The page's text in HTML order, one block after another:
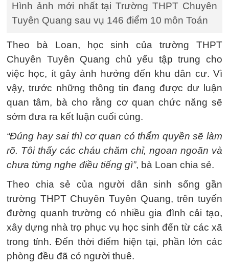
Hình ảnh mới nhất tại Trường THPT Chuyên
Tuyên Quang sau vụ 146 điểm 10 môn Toán
Theo bà Loan, học sinh của trường THPT
Chuyên Tuyên Quang chủ yếu tập trung cho
việc học, ít gây ảnh hưởng đến khu dân cư. Vì
vậy, trước những thông tin đang được dư luận
quan tâm, bà cho rằng cơ quan chức năng sẽ
sớm đưa ra kết luận cuối cùng.
“Đúng hay sai thì cơ quan có thẩm quyền sẽ làm
rõ. Tôi thấy các cháu chăm chỉ, ngoan ngoãn và
chưa từng nghe điều tiếng gì”, bà Loan chia sẻ.
Theo chia sẻ của người dân sinh sống gần
trường THPT Chuyên Tuyên Quang, trên tuyến
đường quanh trường có nhiều gia đình cải tạo,
xây dựng nhà trọ phục vụ học sinh đến từ các xã
trong tỉnh. Đến thời điểm hiện tại, phần lớn các
phòng đều đã có người thuê.